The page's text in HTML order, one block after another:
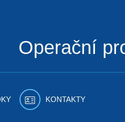
Operační
KONTAKTY